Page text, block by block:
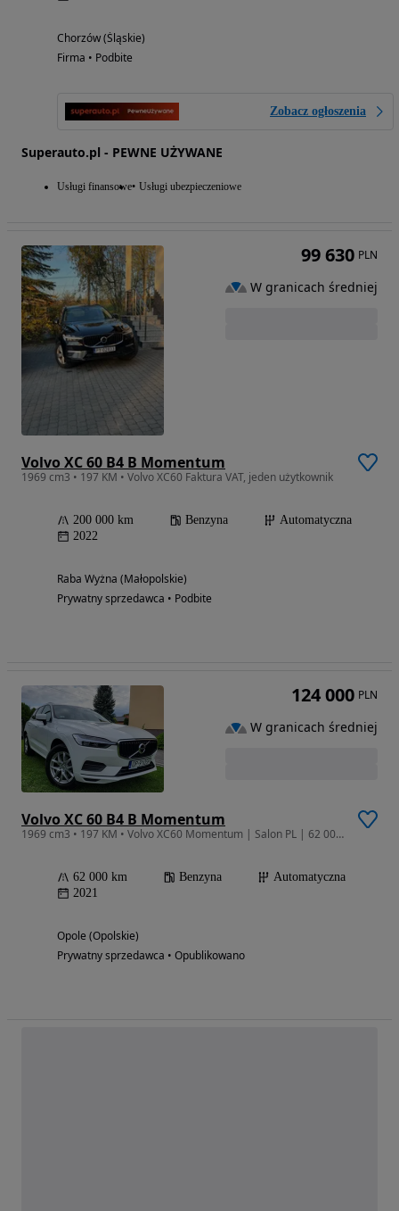
Chorzów (Śląskie)
Firma • Podbite
Zobacz ogłoszenia
Superauto.pl - PEWNE UŻYWANE
Usługi finansowe Usługi ubezpieczeniowe
Volvo XC 60 B4 B Momentum
1969 cm3 • 197 KM • Volvo XC60 Faktura VAT, jeden użytkownik
200 000 km Benzyna
Automatyczna
2022
Raba Wyżna (Małopolskie)
Prywatny sprzedawca • Podbite
99 630 PLN
W granicach średniej
Volvo XC 60 B4 B Momentum
1969 cm3 • 197 KM • ​Volvo XC60 Momentum | Salon PL | 62 000 km
62 000 km Benzyna
Automatyczna
2021
Opole (Opolskie)
Prywatny sprzedawca • Opublikowano
124 000 PLN
W granicach średniej